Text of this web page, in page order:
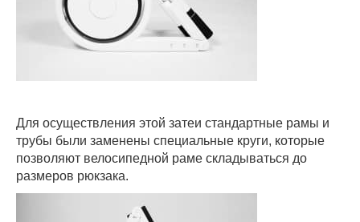
Для осуществления этой затеи стандартные рамы и
трубы были заменены специальные круги, которые
позволяют велосипедной раме складываться до
размеров рюкзака.